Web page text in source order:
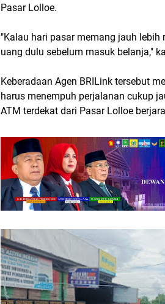
Pasar Lolloe.
"Kalau hari pasar memang jauh
uang dulu sebelum masuk belanja,"
Keberadaan Agen BRILink tersebut
harus menempuh perjalanan cukup
ATM terdekat dari Pasar Lolloe